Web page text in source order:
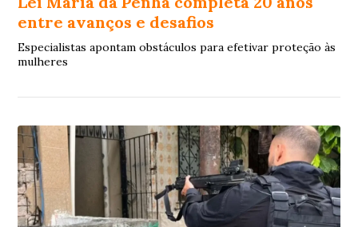
entre avanços e desafios
Especialistas apontam obstáculos para efetivar proteção às
mulheres